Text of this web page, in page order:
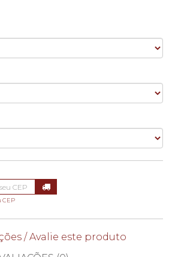
CEP
/Avalie este produto